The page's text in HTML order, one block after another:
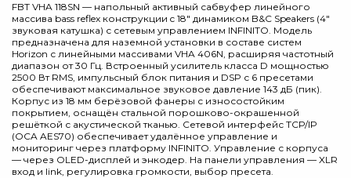
FBT VHA 118SN — напольный активный сабвуфер линейного
массива bass reflex конструкции c 18" динамиком B&C Speakers (4"
звуковая катушка) с сетевым управлением INFINITO. Модель
предназначена для наземной установки в составе систем
Horizon с линейными массивами VHA 406N, расширяя частотный
диапазон от 30 Гц. Встроенный усилитель класса D мощностью
2500 Вт RMS, импульсный блок питания и DSP с 6 пресетами
обеспечивают максимальное звуковое давление 143 дБ (пик).
Корпус из 18 мм берёзовой фанеры с износостойким
покрытием, оснащён стальной порошково-окрашенной
решёткой с акустической тканью. Сетевой интерфейс TCP/IP
(OCA AES70) обеспечивает удалённое управление и
мониторинг через платформу INFINITO. Управление с корпуса
— через OLED-дисплей и энкодер. На панели управления — XLR
вход и link, регулировка громкости, выбор пресета.